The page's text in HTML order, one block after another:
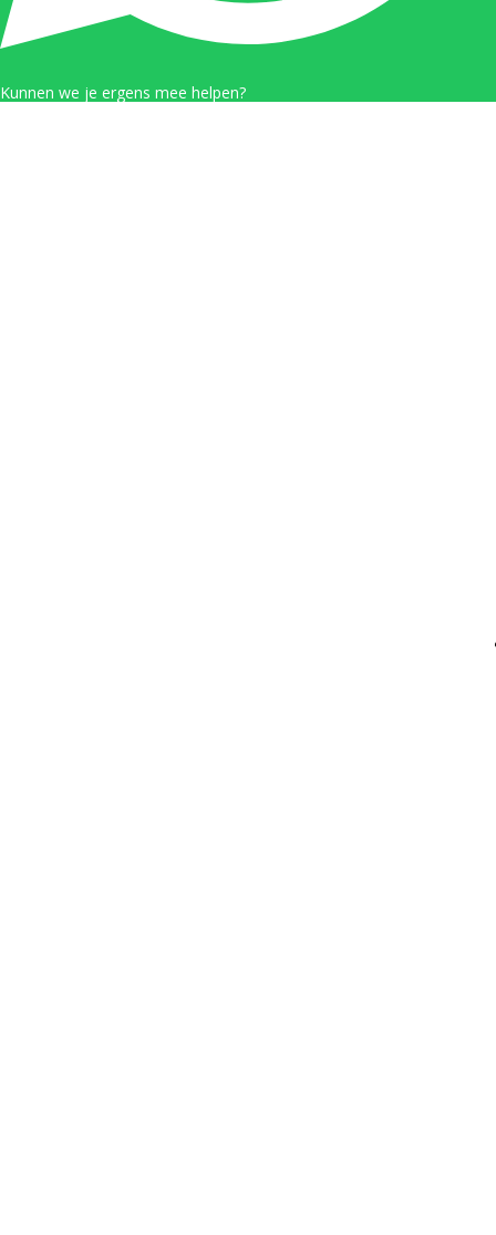
Kunnen we je ergens mee helpen?